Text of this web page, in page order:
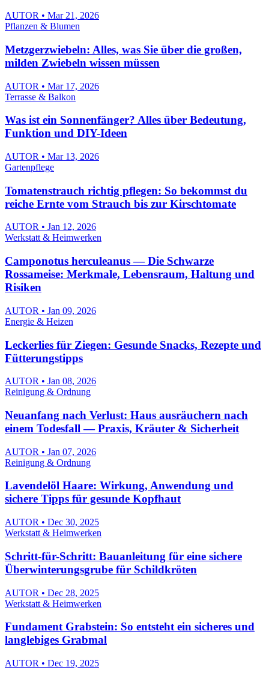
AUTOR • Mar 21, 2026
Pflanzen & Blumen
Metzgerzwiebeln: Alles, was Sie über die großen,
milden Zwiebeln wissen müssen
AUTOR • Mar 17, 2026
Terrasse & Balkon
Was ist ein Sonnenfänger? Alles über Bedeutung,
Funktion und DIY-Ideen
AUTOR • Mar 13, 2026
Gartenpflege
Tomatenstrauch richtig pflegen: So bekommst du
reiche Ernte vom Strauch bis zur Kirschtomate
AUTOR • Jan 12, 2026
Werkstatt & Heimwerken
Camponotus herculeanus — Die Schwarze
Rossameise: Merkmale, Lebensraum, Haltung und
Risiken
AUTOR • Jan 09, 2026
Energie & Heizen
Leckerlies für Ziegen: Gesunde Snacks, Rezepte und
Fütterungstipps
AUTOR • Jan 08, 2026
Reinigung & Ordnung
Neuanfang nach Verlust: Haus ausräuchern nach
einem Todesfall — Praxis, Kräuter & Sicherheit
AUTOR • Jan 07, 2026
Reinigung & Ordnung
Lavendelöl Haare: Wirkung, Anwendung und
sichere Tipps für gesunde Kopfhaut
AUTOR • Dec 30, 2025
Werkstatt & Heimwerken
Schritt-für-Schritt: Bauanleitung für eine sichere
Überwinterungsgrube für Schildkröten
AUTOR • Dec 28, 2025
Werkstatt & Heimwerken
Fundament Grabstein: So entsteht ein sicheres und
langlebiges Grabmal
AUTOR • Dec 19, 2025